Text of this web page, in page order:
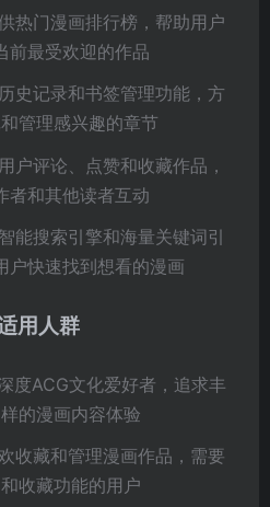
热门漫画排行榜，帮助用户
前最受欢迎的作品
史记录和书签管理功能，方
管理感兴趣的章节
户评论、点赞和收藏作品，
者和其他读者互动
能搜索引擎和海量关键词引
户快速找到想看的漫画
用人群
度ACG文化爱好者，追求丰
的漫画内容体验
收藏和管理漫画作品，需要
收藏功能的用户